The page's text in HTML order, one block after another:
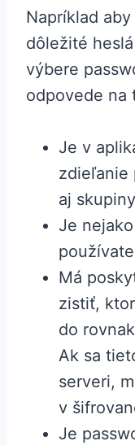
Napríklad
dôležité
výbere
odpovede na
Je v
zdieľanie
aj
Je
Má
zistiť,
do
Ak sa
serveri,
v
Je